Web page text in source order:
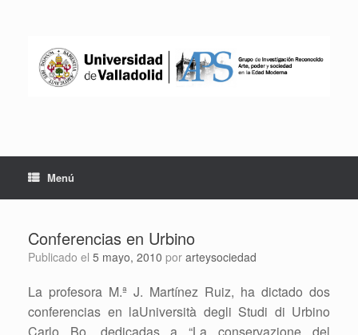
Menú
Conferencias en Urbino
Publicado el 5 mayo, 2010 por arteysociedad
La profesora M.ª J. Martínez Ruiz, ha dictado dos
conferencias en laUniversità degli Studi di Urbino